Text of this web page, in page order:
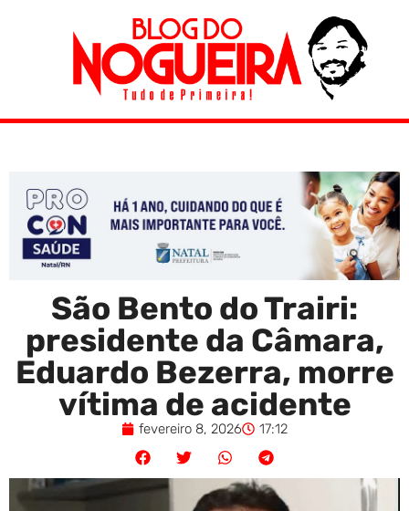
São Bento do Trairi:
presidente da Câmara,
Eduardo Bezerra, morre
vítima de acidente
fevereiro 8, 2026 17:12